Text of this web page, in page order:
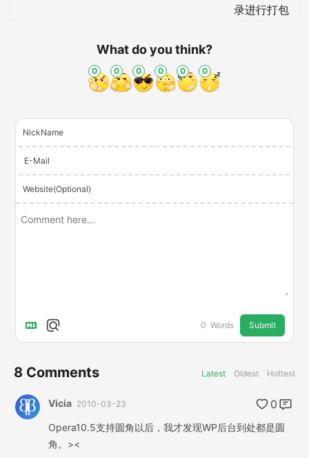
录进行打包
What do you think?
0 0 0 0 0 0
NickName
E-Mail
Website(Optional)
0 Words Submit
8 Comments Latest Oldest Hottest
Vicia 2010-03-23 0
Opera10.5支持圆角以后，我才发现WP后台到处都是圆
角。><